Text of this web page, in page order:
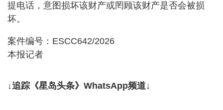
提电话，意图损坏该财产或罔顾该财产是否会被损
坏。
案件编号：ESCC642/2026
本报记者
↓追踪《星岛头条》WhatsApp频道↓